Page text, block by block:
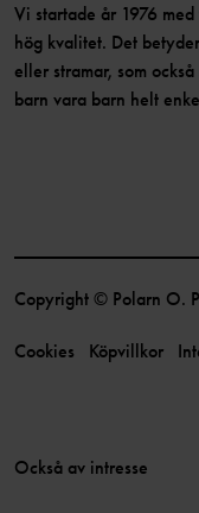
Vi startade år 1976
hög kvalitet. Det
eller stramar, som
barn vara barn helt
Copyright © Polarn O.
Cookies Köpvillkor
Också av intresse